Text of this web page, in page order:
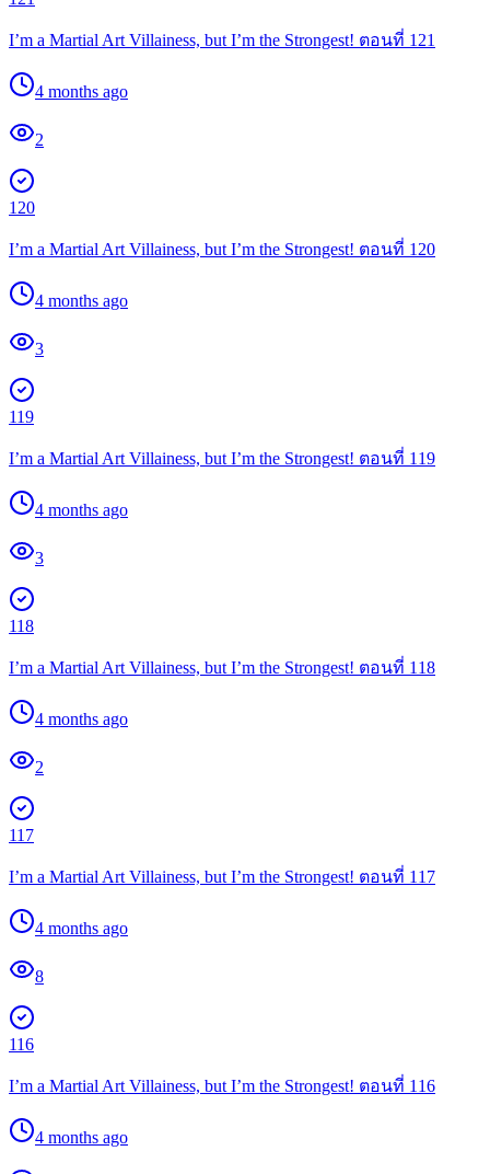
I’m a Martial Art Villainess, but I’m the Strongest! ตอนที่ 121
4 months ago
2
120
I’m a Martial Art Villainess, but I’m the Strongest! ตอนที่ 120
4 months ago
3
119
I’m a Martial Art Villainess, but I’m the Strongest! ตอนที่ 119
4 months ago
3
118
I’m a Martial Art Villainess, but I’m the Strongest! ตอนที่ 118
4 months ago
2
117
I’m a Martial Art Villainess, but I’m the Strongest! ตอนที่ 117
4 months ago
8
116
I’m a Martial Art Villainess, but I’m the Strongest! ตอนที่ 116
4 months ago